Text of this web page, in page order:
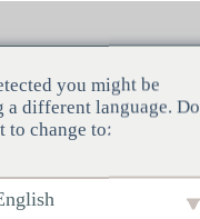
you might be
a different language. Do
to change to: